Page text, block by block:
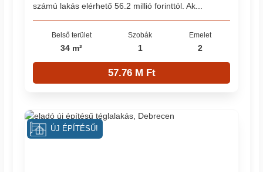
számú lakás elérhető 56.2 millió forinttól. Ak...
Belső terület
34 m²
Szobák
1
Emelet
2
57.76 M Ft
ÚJ ÉPÍTÉSŰ!